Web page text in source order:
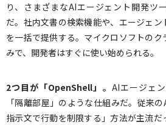
り、さまざまなAIエージェント開発ツ
だ。社内文書の検索機能や、エージェ
を一括で提供する。マイクロソフトの
みで、開発者はすぐに使い始められる。
2つ目が「OpenShell」。 AIエージェ
「隔離部屋」のような仕組みだ。従来
指示文で行動を制限する」方法が主流だ